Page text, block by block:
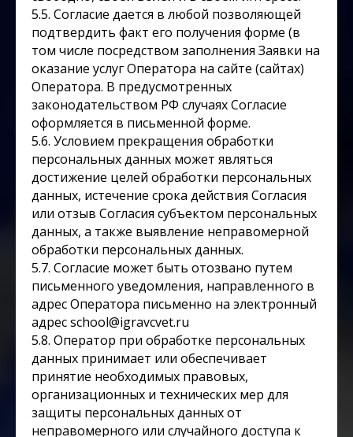
5.5. Согласие дается в любой позволяющей
подтвердить факт его получения форме (в
том числе посредством заполнения Заявки на
оказание услуг Оператора на сайте (сайтах)
Оператора. В предусмотренных
законодательством РФ случаях Согласие
оформляется в письменной форме.
5.6. Условием прекращения обработки
персональных данных может являться
достижение целей обработки персональных
данных, истечение срока действия Согласия
или отзыв Согласия субъектом персональных
данных, а также выявление неправомерной
обработки персональных данных.
5.7. Согласие может быть отозвано путем
письменного уведомления, направленного в
адрес Оператора письменно на электронный
адрес school@igravcvet.ru
5.8. Оператор при обработке персональных
данных принимает или обеспечивает
принятие необходимых правовых,
организационных и технических мер для
защиты персональных данных от
неправомерного или случайного доступа к